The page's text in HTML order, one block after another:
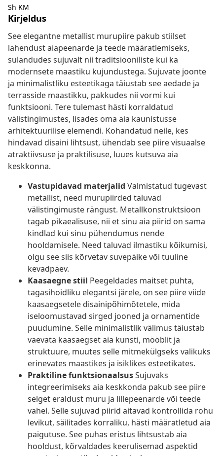
Sh KM
Kirjeldus
See elegantne metallist murupiire pakub stiilset
lahendust aiapeenarde ja teede määratlemiseks,
sulandudes sujuvalt nii traditsiooniliste kui ka
modernsete maastiku kujundustega. Sujuvate joonte
ja minimalistliku esteetikaga täiustab see aedade ja
terrasside maastikku, pakkudes nii vormi kui
funktsiooni. Tere tulemast hästi korraldatud
välistingimustes, lisades oma aia kaunistusse
arhitektuurilise elemendi. Kohandatud neile, kes
hindavad disaini lihtsust, ühendab see piire visuaalse
atraktiivsuse ja praktilisuse, luues kutsuva aia
keskkonna.
Vastupidavad materjalid Valmistatud tugevast
metallist, need murupiirded taluvad
välistingimuste rängust. Metallkonstruktsioon
tagab pikaealisuse, nii et sinu aia piirid on sama
kindlad kui sinu pühendumus nende
hooldamisele. Need taluvad ilmastiku kõikumisi,
olgu see siis kõrvetav suvepäike või tuuline
kevadpäev.
Kaasaegne stiil Peegeldades maitset puhta,
tagasihoidliku elegantsi järele, on see piire viide
kaasaegsetele disainipõhimõtetele, mida
iseloomustavad sirged jooned ja ornamentide
puudumine. Selle minimalistlik välimus täiustab
vaevata kaasaegset aia kunsti, mööblit ja
struktuure, muutes selle mitmekülgseks valikuks
erinevates maastikes ja isiklikes esteetikates.
Praktiline funktsionaalsusSujuvaks
integreerimiseks aia keskkonda pakub see piire
selget eraldust muru ja lillepeenarde või teede
vahel. Selle sujuvad piirid aitavad kontrollida rohu
levikut, säilitades korraliku, hästi määratletud aia
paigutuse. See puhas eristus lihtsustab aia
hooldust, kõrvaldades keerulisemad aspektid